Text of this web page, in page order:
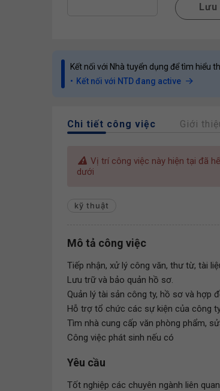
Kết nối với Nhà tuyển dụng để tìm hiểu
Kết nối với NTD đang active
Chi tiết công việc Giới
Vị trí công việc này hiện tại đã
dưới
kỹ thuật
Mô tả công việc
Tiếp nhận, xử lý công văn, thư từ, tài
Lưu trữ và bảo quản hồ sơ.
Quản lý tài sản công ty, hồ sơ và hợp
Hỗ trợ tổ chức các sự kiện của công
Tìm nhà cung cấp văn phòng phẩm,
Công việc phát sinh nếu có
Yêu cầu
Tốt nghiệp các chuyên ngành liên